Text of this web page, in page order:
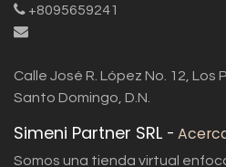
+8095659241
Calle José R. López No. 12, Los
Santo Domingo, D.N.
Simeni Partner SRL -
Somos una tienda virtual